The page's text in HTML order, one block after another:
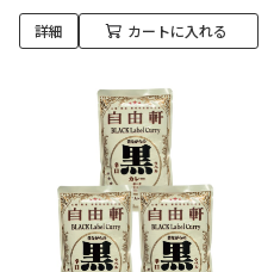
詳細 カートに入れる